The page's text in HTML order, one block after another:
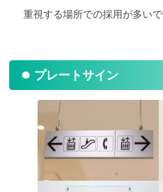
重視する場所での採用が多いで
プレートサイン